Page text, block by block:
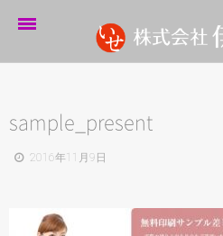
伊勢出版だより
営業案内
企業情報
sample_present
2016年11月9日